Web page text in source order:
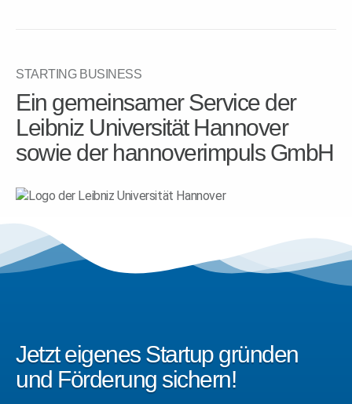
STARTING BUSINESS
Ein gemeinsamer Service der
Leibniz Universität Hannover
sowie der hannoverimpuls GmbH
Jetzt eigenes Startup gründen
und Förderung sichern!